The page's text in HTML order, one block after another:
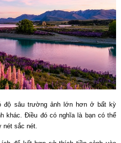
độ sâu trường ảnh lớn hơn ở bất kỳ
khác. Điều đó có nghĩa là bạn có thể
nét sắc nét.